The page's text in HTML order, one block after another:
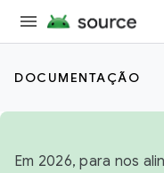
DOCUMENTAÇÃO
Em 2026, para nos